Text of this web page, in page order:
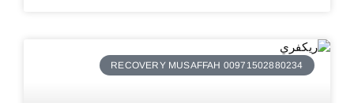
RECOVERY MUSAFFAH 00971502880234